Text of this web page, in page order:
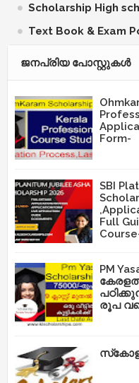
Scholarship High
Text Book & Exam
ജനപ്രിയ പോസ്റ്റുകള്‍‌
Form-
SBI
Full
PM
രൂപ